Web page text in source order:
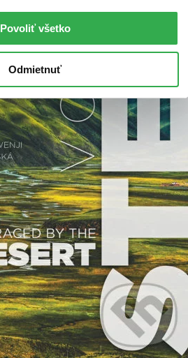
Povoliť všetko
Odmietnuť